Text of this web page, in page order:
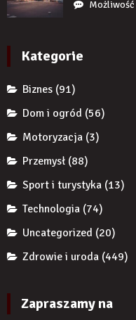
Kategorie
Biznes (91)
Dom i ogród (56)
Motoryzacja (3)
Przemysł (88)
Sport i turystyka (13)
Technologia (74)
Uncategorized (20)
Zdrowie i uroda (449)
Zapraszamy na